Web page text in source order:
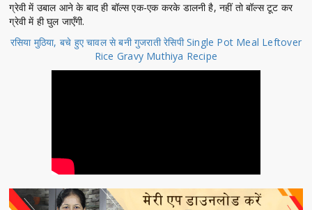
ग्रेवी में उबाल आने के बाद ही बॉल्स एक-एक करके डालनी है, नहीं तो बॉल्स टूट कर
ग्रेवी में ही घुल जाएँगी.
रसिया मुठिया, बचे हुए चावल से बनी गुजराती रेसिपी Single Pot Meal Leftover
Rice Gravy Muthiya Recipe